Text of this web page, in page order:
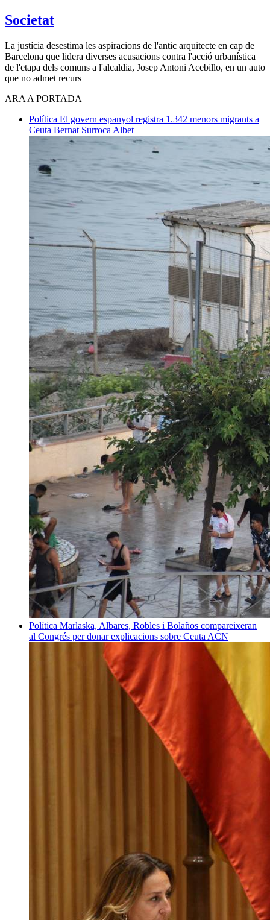
Societat
La justícia desestima les aspiracions de l'antic arquitecte en cap de
Barcelona que lidera diverses acusacions contra l'acció urbanística
de l'etapa dels comuns a l'alcaldia, Josep Antoni Acebillo, en un auto
que no admet recurs
ARA A PORTADA
Política El govern espanyol registra 1.342 menors migrants a
Ceuta Bernat Surroca Albet
Política Marlaska, Albares, Robles i Bolaños compareixeran
al Congrés per donar explicacions sobre Ceuta ACN